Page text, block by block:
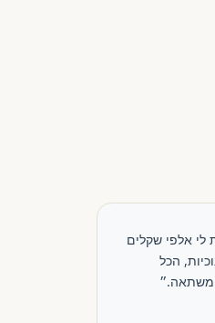
אלפי שקלים
הכל
משתאה.״